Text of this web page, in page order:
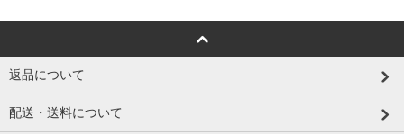
返品について
配送・送料について